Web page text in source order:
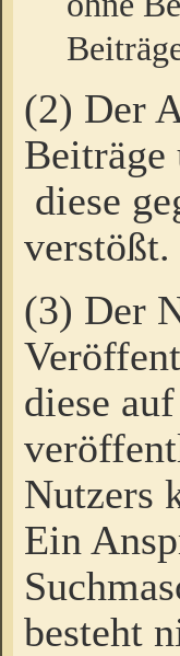
(2) Der
Beiträge
diese
verstößt.
(3) Der
diese
Nutzers
Ein
besteht